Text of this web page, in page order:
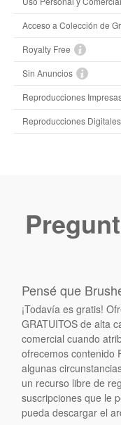
Acceso a Colección de
Royalty Free
Sin Anuncios
Reproducciones
Reproducciones
Pensé que
¡Todavía es gratis!
GRATUITOS de alta
comercial cuando
ofrecemos contenido
algunas
un recurso libre de
suscripciones que le
pueda descargar el